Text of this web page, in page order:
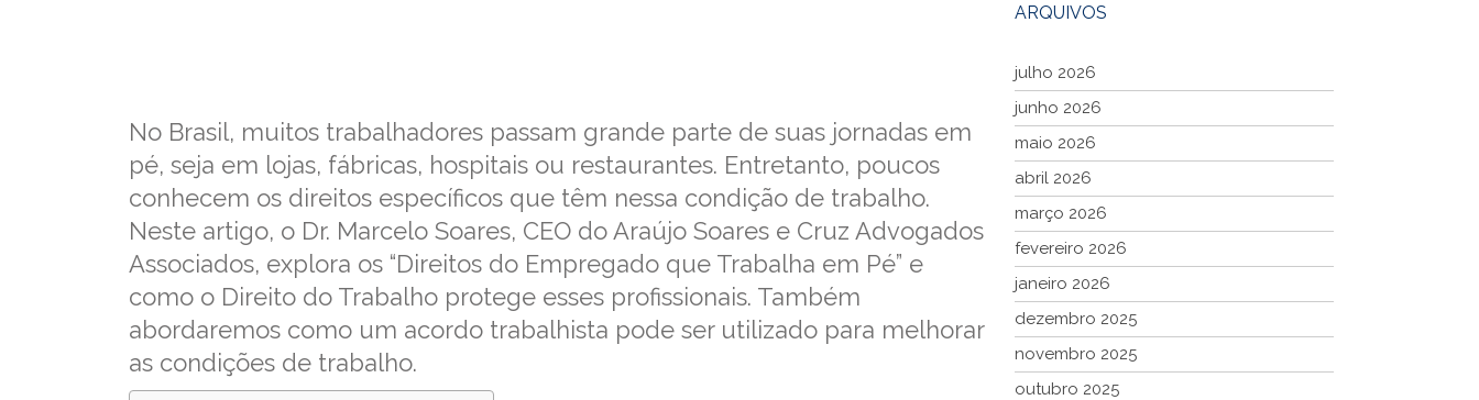
No Brasil, muitos trabalhadores passam grande parte de suas jornadas em
pé, seja em lojas, fábricas, hospitais ou restaurantes. Entretanto, poucos
conhecem os direitos específicos que têm nessa condição de trabalho.
Neste artigo, o Dr. Marcelo Soares, CEO do Araújo Soares e Cruz Advogados
Associados, explora os “Direitos do Empregado que Trabalha em Pé” e
como o Direito do Trabalho protege esses profissionais. Também
abordaremos como um acordo trabalhista pode ser utilizado para melhorar
as condições de trabalho.
ARQUIVOS
julho 2026
junho 2026
maio 2026
abril 2026
março 2026
fevereiro 2026
janeiro 2026
dezembro 2025
novembro 2025
outubro 2025